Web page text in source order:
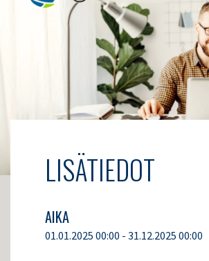
LISÄTIEDOT
AIKA
01.01.2025 00:00 - 31.12.2025 00:00